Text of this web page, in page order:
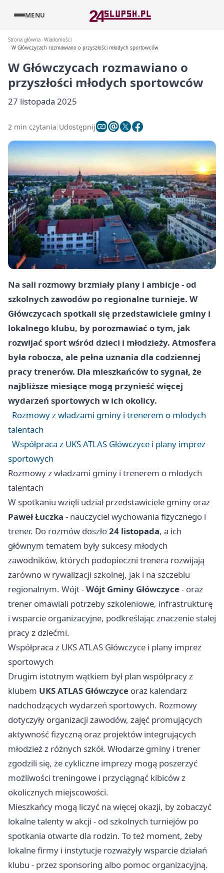
MENU
Strona główna Wiadomości
W Główczycach rozmawiano o przyszłości młodych sportowców
W Główczycach rozmawiano o
przyszłości młodych sportowców
27 listopada 2025
2 min czytania Udostępnij
Na sali rozmowy brzmiały plany i ambicje - od
szkolnych zawodów po regionalne turnieje. W
Główczycach spotkali się przedstawiciele gminy i
lokalnego klubu, by porozmawiać o tym, jak
rozwijać sport wśród dzieci i młodzieży. Atmosfera
była robocza, ale pełna uznania dla codziennej
pracy trenerów. Dla mieszkańców to sygnał, że
najbliższe miesiące mogą przynieść więcej
wydarzeń sportowych w ich okolicy.
Rozmowy z władzami gminy i trenerem o młodych
talentach
Współpraca z UKS ATLAS Główczyce i plany imprez
sportowych
Rozmowy z władzami gminy i trenerem o młodych
talentach
W spotkaniu wzięli udział przedstawiciele gminy oraz
Paweł Łuczka - nauczyciel wychowania fizycznego i
trener. Do rozmów doszło24 listopada, a ich
głównym tematem były sukcesy młodych
zawodników, których podopieczni trenera rozwijają
zarówno w rywalizacji szkolnej, jak i na szczeblu
regionalnym. Wójt -Wójt Gminy Główczyce- oraz
trener omawiali potrzeby szkoleniowe, infrastrukturę
i wsparcie organizacyjne, podkreślając znaczenie stałej
pracy z dziećmi.
Współpraca z UKS ATLAS Główczyce i plany imprez
sportowych
Drugim istotnym wątkiem był plan współpracy z
klubem UKS ATLAS Główczyce oraz kalendarz
nadchodzących wydarzeń sportowych. Rozmowy
dotyczyły organizacji zawodów, zajęć promujących
aktywność fizyczną oraz projektów integrujących
młodzież z różnych szkół. Włodarze gminy i trener
zgodzili się, że cykliczne imprezy mogą poszerzyć
możliwości treningowe i przyciągnąć kibiców z
okolicznych miejscowości.
Mieszkańcy mogą liczyć na więcej okazji, by zobaczyć
lokalne talenty w akcji - od szkolnych turniejów po
spotkania otwarte dla rodzin. To też moment, żeby
lokalne firmy i instytucje rozważyły wsparcie działań
klubu - przez sponsoring albo pomoc organizacyjną.